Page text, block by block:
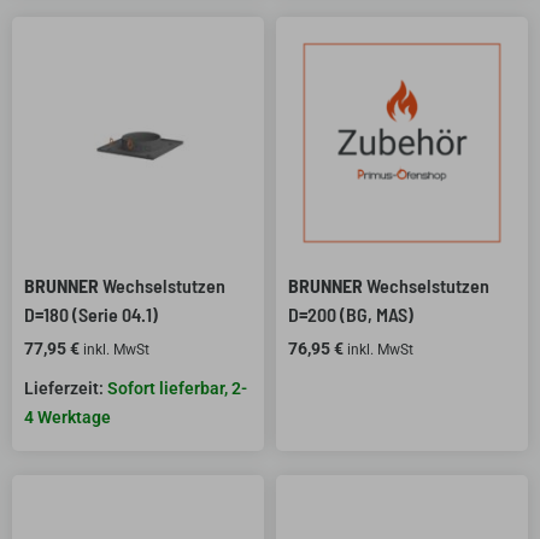
BRUNNER Wechselstutzen
D=180 (Serie 04.1)
77,95€ inkl. MwSt
Sofort lieferbar, 2-
4 Werktage
BRUNNER Wechselstutzen
D=200 (BG, MAS)
76,95€ inkl. MwSt